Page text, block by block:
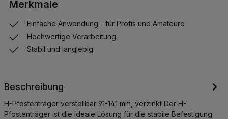
Merkmale
Einfache Anwendung - für Profis und Amateure
Hochwertige Verarbeitung
Stabil und langlebig
Beschreibung
H-Pfostenträger verstellbar 91-141 mm, verzinkt Der H-
Pfostenträger ist die ideale Lösung für die stabile Befestigung